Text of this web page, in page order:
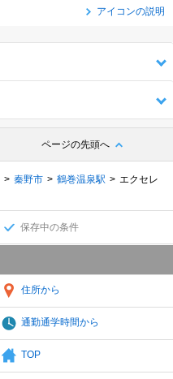
アイコンの説明
ページの先頭へ
秦野市 鶴巻温泉駅
エクセレ
保存中の条件
住所から
通勤通学時間から
TOP